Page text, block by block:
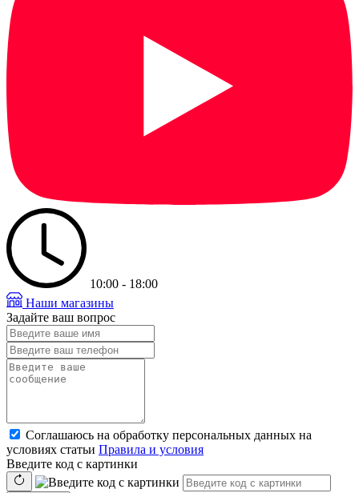
10:00 - 18:00
Наши магазины
Задайте ваш вопрос
Соглашаюсь на обработку персональных данных на
условиях статьи Правила и условия
Введите код с картинки